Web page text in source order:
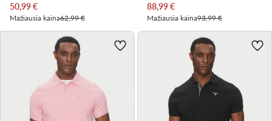
Dabartinė kaina
50,99€
Mažiausia kaina62,99 €
Dabartinė kaina
88,99€
Mažiausia kaina93,99 €